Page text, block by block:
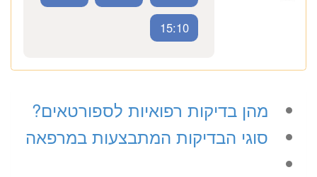
מועדים פנויים. לחצו לבחירת
« יום ג’ 11.08.26
14:10
15:10
מהן בדיקות רפואיות לספורטאים?
סוגי הבדיקות המתבצעות במרפאה